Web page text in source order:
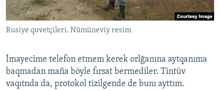
Rusiye quvetçileri. Nümüneviy resim
İmayecime telefon etmem kerek orlğanına aytqanıma
baqmadan maña böyle fırsat bermediler. Tintüv
vaqıtnda da, protokol tizilgende de bunı ayttım.